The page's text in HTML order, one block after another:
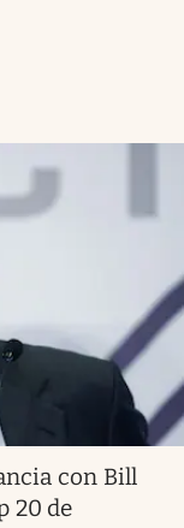
con Bill
20 de